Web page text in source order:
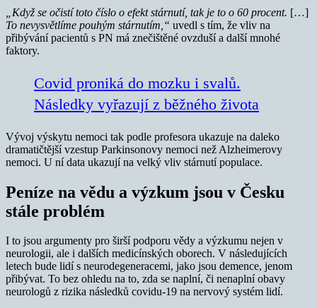
„Když se očistí toto číslo o efekt stárnutí, tak je to o 60 procent. […]
To nevysvětlíme pouhým stárnutím,“ uvedl s tím, že vliv na
přibývání pacientů s PN má znečištěné ovzduší a další mnohé
faktory.
Covid proniká do mozku i svalů.
Následky vyřazují z běžného života
Vývoj výskytu nemoci tak podle profesora ukazuje na daleko
dramatičtější vzestup Parkinsonovy nemoci než Alzheimerovy
nemoci. U ní data ukazují na velký vliv stárnutí populace.
Peníze na vědu a výzkum jsou v Česku
stále problém
I to jsou argumenty pro širší podporu vědy a výzkumu nejen v
neurologii, ale i dalších medicínských oborech. V následujících
letech bude lidí s neurodegeneracemi, jako jsou demence, jenom
přibývat. To bez ohledu na to, zda se naplní, či nenaplní obavy
neurologů z rizika následků covidu-19 na nervový systém lidí.